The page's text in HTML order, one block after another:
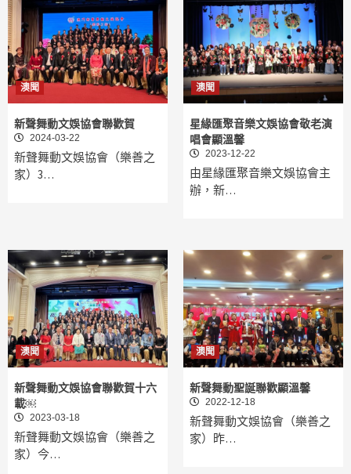
澳聞
新聲舞動文娛協會聯歡賀
2024-03-22
新聲舞動文娛協會（樂善之
家）3…
澳聞
星緣匯聚音樂文娛協會敬老演
唱會顯溫馨
2023-12-22
由星緣匯聚音樂文娛協會主
辦，新…
澳聞
新聲舞動文娛協會聯歡賀十六
載￼
2023-03-18
新聲舞動文娛協會（樂善之
家）今…
澳聞
新聲舞動聖誕聯歡顯溫馨
2022-12-18
新聲舞動文娛協會（樂善之
家）昨…